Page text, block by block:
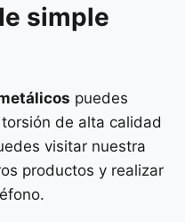
simple
puedes
de alta calidad
visitar nuestra
productos y realizar